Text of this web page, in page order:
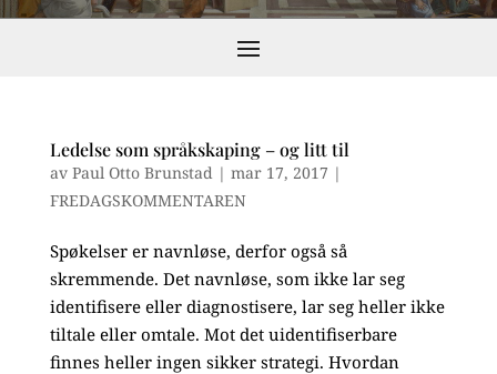
Ledelse som språkskaping – og litt til
av Paul Otto Brunstad| mar 17, 2017 |
FREDAGSKOMMENTAREN
Spøkelser er navnløse, derfor også så
skremmende. Det navnløse, som ikke lar seg
identifisere eller diagnostisere, lar seg heller ikke
tiltale eller omtale. Mot det uidentifiserbare
finnes heller ingen sikker strategi. Hvordan